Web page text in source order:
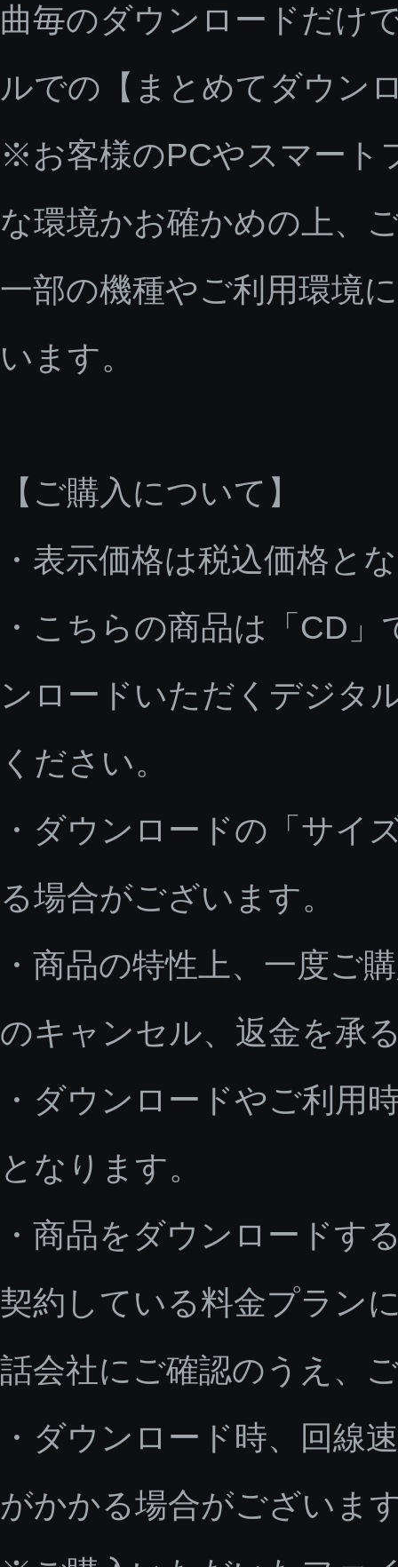
曲毎のダウンロードだけ
ルでの【まとめてダウン
※お客様のPCやスマート
な環境かお確かめの上、
一部の機種やご利用環境
います。
【ご購入について】
・表示価格は税込価格と
・こちらの商品は「CD
ンロードいただくデジタ
ください。
・ダウンロードの「サイ
る場合がございます。
・商品の特性上、一度ご
のキャンセル、返金を承
・ダウンロードやご利用
となります。
・商品をダウンロードす
契約している料金プラン
話会社にご確認のうえ、
・ダウンロード時、回線
がかかる場合がございま